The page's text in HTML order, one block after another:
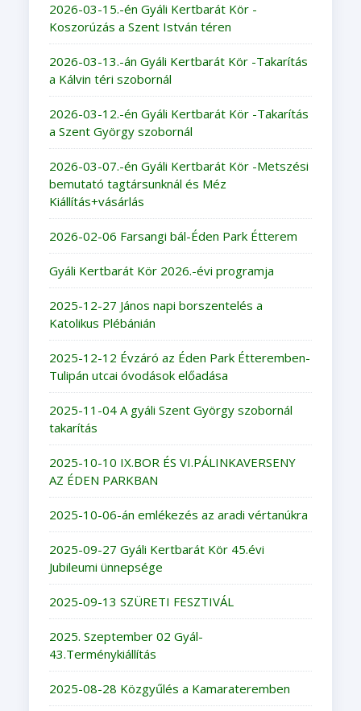
2026-03-15.-én Gyáli Kertbarát Kör -
Koszorúzás a Szent István téren
2026-03-13.-án Gyáli Kertbarát Kör -Takarítás
a Kálvin téri szobornál
2026-03-12.-én Gyáli Kertbarát Kör -Takarítás
a Szent György szobornál
2026-03-07.-én Gyáli Kertbarát Kör -Metszési
bemutató tagtársunknál és Méz
Kiállítás+vásárlás
2026-02-06 Farsangi bál-Éden Park Étterem
Gyáli Kertbarát Kör 2026.-évi programja
2025-12-27 János napi borszentelés a
Katolikus Plébánián
2025-12-12 Évzáró az Éden Park Étteremben-
Tulipán utcai óvodások előadása
2025-11-04 A gyáli Szent György szobornál
takarítás
2025-10-10 IX.BOR ÉS VI.PÁLINKAVERSENY
AZ ÉDEN PARKBAN
2025-10-06-án emlékezés az aradi vértanúkra
2025-09-27 Gyáli Kertbarát Kör 45.évi
Jubileumi ünnepsége
2025-09-13 SZÜRETI FESZTIVÁL
2025. Szeptember 02 Gyál-
43.Terménykiállítás
2025-08-28 Közgyűlés a Kamarateremben